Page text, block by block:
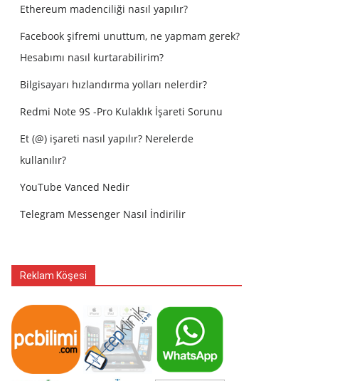
Ethereum madenciliği nasıl yapılır?
Facebook şifremi unuttum, ne yapmam gerek?
Hesabımı nasıl kurtarabilirim?
Bilgisayarı hızlandırma yolları nelerdir?
Redmi Note 9S -Pro Kulaklık İşareti Sorunu
Et (@) işareti nasıl yapılır? Nerelerde
kullanılır?
YouTube Vanced Nedir
Telegram Messenger Nasıl İndirilir
Reklam Köşesi